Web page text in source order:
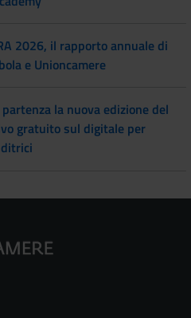
2026, il rapporto annuale di
e Unioncamere
la nuova edizione del
gratuito sul digitale per